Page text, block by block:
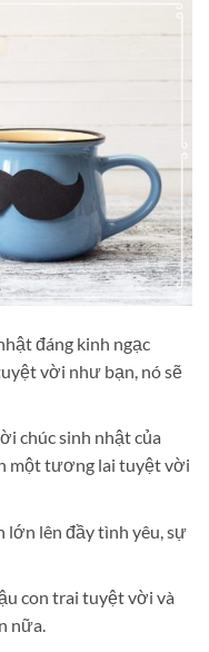
đáng kinh ngạc
vời như bạn, nó sẽ
chúc sinh nhật của
một tương lai tuyệt vời
lớn lên đầy tình yêu, sự
con trai tuyệt vời và
nữa.